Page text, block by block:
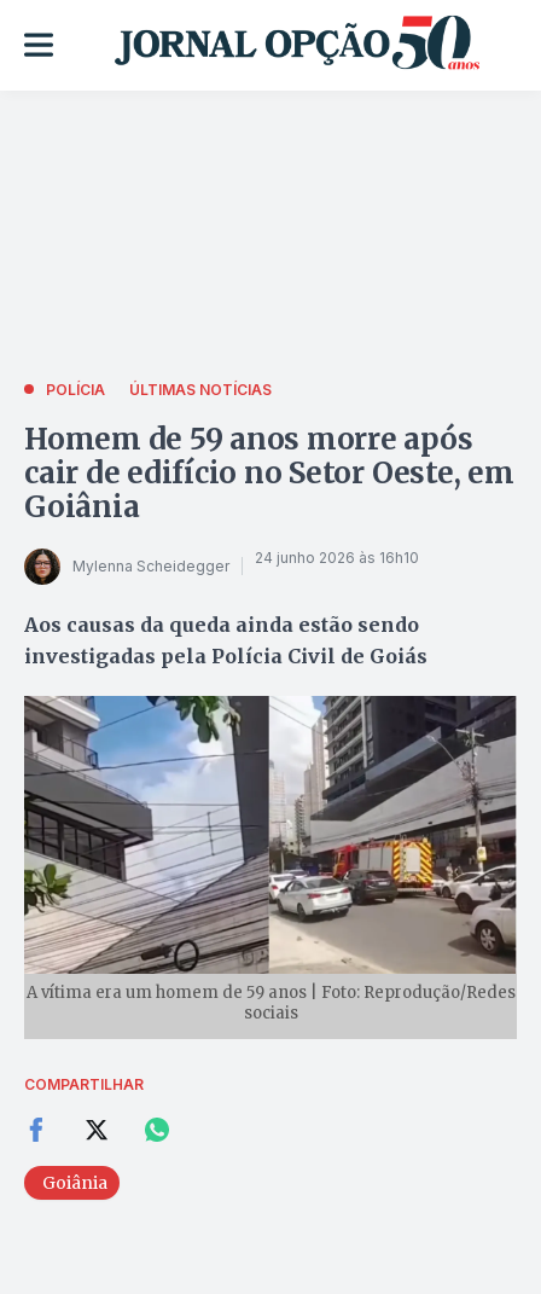
POLÍCIA ÚLTIMAS NOTÍCIAS
Homem de 59 anos morre após
cair de edifício no Setor Oeste, em
Goiânia
Mylenna Scheidegger 24 junho 2026 às 16h10
Aos causas da queda ainda estão sendo
investigadas pela Polícia Civil de Goiás
A vítima era um homem de 59 anos | Foto: Reprodução/Redes
sociais
COMPARTILHAR
Goiânia